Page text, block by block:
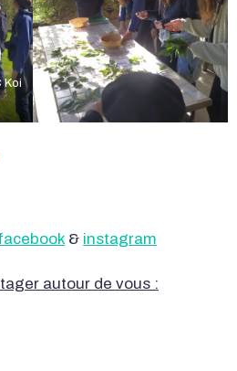
Koi
& instagram
autour de vous :